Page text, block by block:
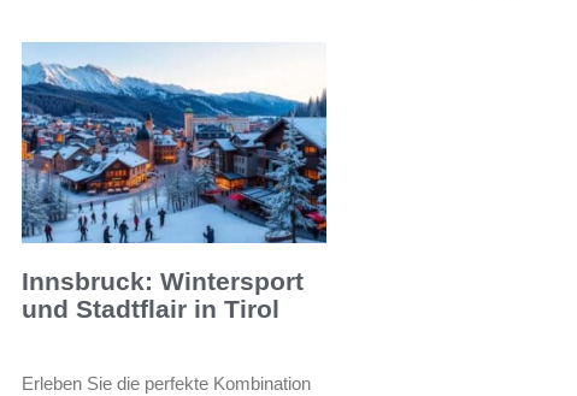
Innsbruck: Wintersport
und Stadtflair in Tirol
Erleben Sie die perfekte Kombination